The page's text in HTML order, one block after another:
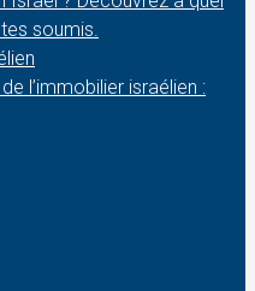
soumis.
l’immobilier israélien :